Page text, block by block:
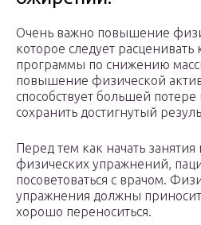
Очень важно повышение
которое следует
программы по снижению
повышение физической
способствует большей потере
сохранить достигнутый
Перед тем как начать
физических упражнений,
посоветоваться с врачом.
упражнения должны
хорошо переноситься.